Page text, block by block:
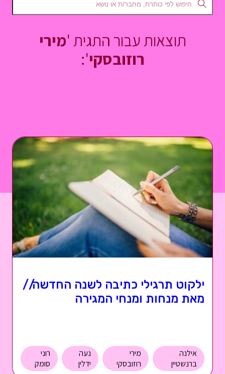
תוצאות עבור התגית 'מירי
רוזובסקי':
ילקוט תרגילי כתיבה לשנה החדשה//
מאת מנחות ומנחי המגירה
אילנה
ברנשטיין
מירי
רוזובסקי
נעה
ידלין
רוני
סומק